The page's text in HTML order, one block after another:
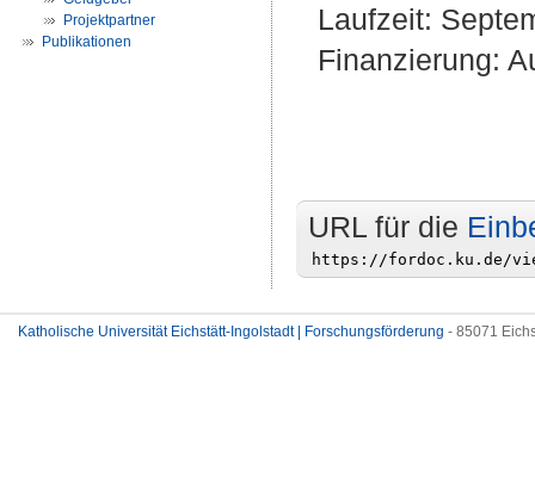
Projektpartner
Publikationen
Laufzeit:
Finanzierung:
URL für die
Katholische Universität Eichstätt-Ingolstadt | Forschungsförderung - 85071